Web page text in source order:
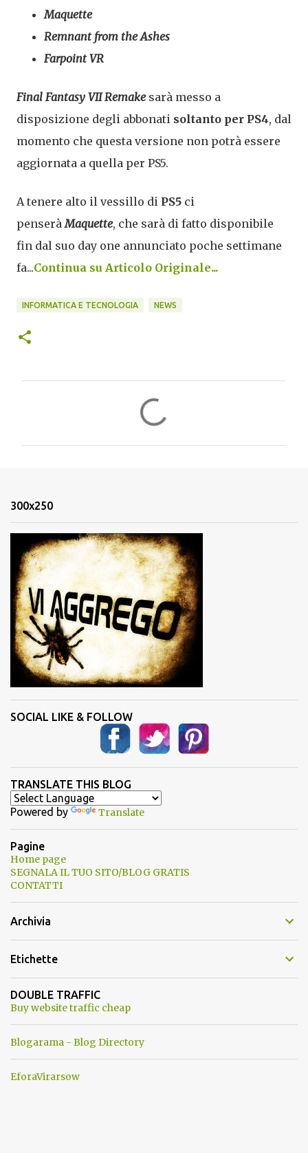
Maquette
Remnant from the Ashes
Farpoint VR
Final Fantasy VII Remakesarà messo a
disposizione degli abbonati soltanto per PS4, dal
momento che questa versione non potrà essere
aggiornata a quella per PS5.
A tenere alto il vessillo di PS5 ci
penseràMaquette, che sarà di fatto disponibile
fin dal suo day one annunciato poche settimane
fa...Continua su Articolo Originale...
INFORMATICA E TECNOLOGIA NEWS
n
i
300x250
SOCIAL LIKE & FOLLOW
TRANSLATE THIS BLOG
Powered by Translate
Pagine
Home page
SEGNALA IL TUO SITO/BLOG GRATIS
CONTATTI
Archivia
Etichette
DOUBLE TRAFFIC
Buy website traffic cheap
Blogarama - Blog Directory
EforaVirarsow